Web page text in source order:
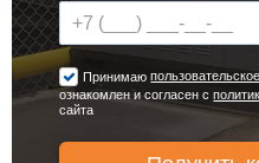
Принимаю
ознакомлен и согласен с
сайта